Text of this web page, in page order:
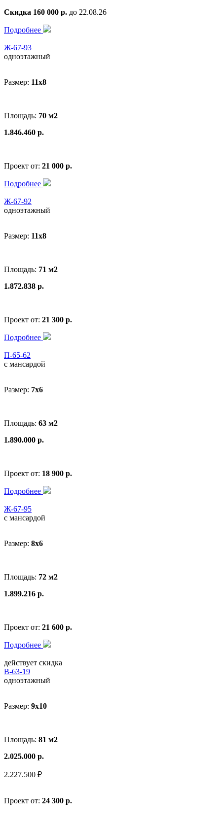
Скидка 160 000 р. до 22.08.26
Подробнее
Ж-67-93
одноэтажный
Размер: 11x8
Площадь: 70 м2
1.846.460 р.
Проект от: 21 000 р.
Подробнее
Ж-67-92
одноэтажный
Размер: 11x8
Площадь: 71 м2
1.872.838 р.
Проект от: 21 300 р.
Подробнее
П-65-62
с мансардой
Размер: 7х6
Площадь: 63 м2
1.890.000 р.
Проект от: 18 900 р.
Подробнее
Ж-67-95
с мансардой
Размер: 8x6
Площадь: 72 м2
1.899.216 р.
Проект от: 21 600 р.
Подробнее
действует скидка
В-63-19
одноэтажный
Размер: 9x10
Площадь: 81 м2
2.025.000 р.
2.227.500 ₽
Проект от: 24 300 р.